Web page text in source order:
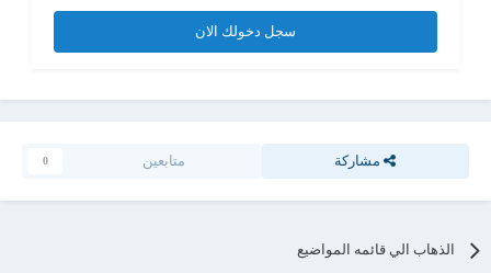
سجل دخولك الان
مشاركة متابعين 0
الذهاب الي قائمه المواضيع